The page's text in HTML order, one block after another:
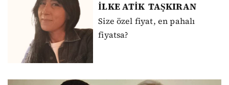
İLKE ATİK TAŞKIRAN
Size özel fiyat, en pahalı
fiyatsa?